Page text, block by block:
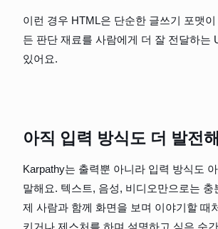
이런 경우 HTML은 단순한 글쓰기 포맷
든 판단 재료를 사람에게 더 잘 전달하는
있어요.
아직 입력 방식도 더 발전
Karpathy는 출력뿐 아니라 입력 방식도
말해요. 텍스트, 음성, 비디오만으로는 충
제 사람과 함께 화면을 보며 이야기할 때
키거나 제스처를 하며 설명하고 싶은 순